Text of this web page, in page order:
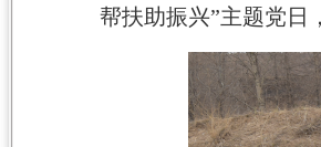
帮扶助振兴”主题党日